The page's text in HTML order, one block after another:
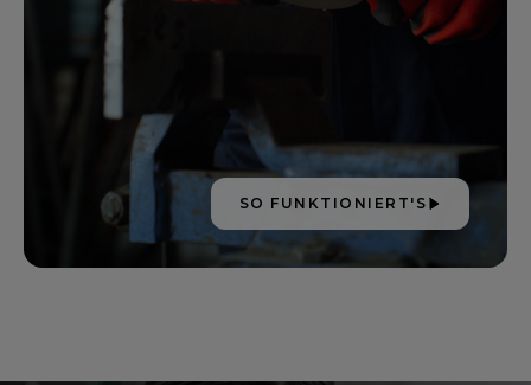
SO FUNKTIONIERT'S